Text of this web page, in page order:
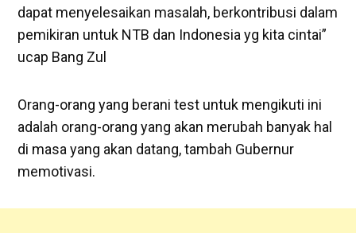
dapat menyelesaikan masalah, berkontribusi dalam
pemikiran untuk NTB dan Indonesia yg kita cintai”
ucap Bang Zul
Orang-orang yang berani test untuk mengikuti ini
adalah orang-orang yang akan merubah banyak hal
di masa yang akan datang, tambah Gubernur
memotivasi.